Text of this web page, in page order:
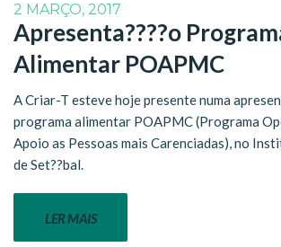
2 MARÇO, 2017
Apresenta????o
Alimentar POAPMC
A Criar-T esteve hoje presente numa
programa alimentar POAPMC (Programa
Apoio as Pessoas mais Carenciadas), no
de Set??bal.
LER MAIS